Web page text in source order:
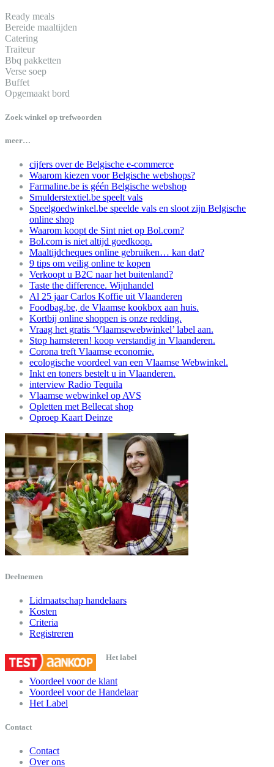
Ready meals
Bereide maaltijden
Catering
Traiteur
Bbq pakketten
Verse soep
Buffet
Opgemaakt bord
Zoek winkel op trefwoorden
meer…
cijfers over de Belgische e-commerce
Waarom kiezen voor Belgische webshops?
Farmaline.be is géén Belgische webshop
Smulderstextiel.be speelt vals
Speelgoedwinkel.be speelde vals en sloot zijn Belgische
online shop
Waarom koopt de Sint niet op Bol.com?
Bol.com is niet altijd goedkoop.
Maaltijdcheques online gebruiken… kan dat?
9 tips om veilig online te kopen
Verkoopt u B2C naar het buitenland?
Taste the difference. Wijnhandel
Al 25 jaar Carlos Koffie uit Vlaanderen
Foodbag.be, de Vlaamse kookbox aan huis.
Kortbij online shoppen is onze redding.
Vraag het gratis ‘Vlaamsewebwinkel’ label aan.
Stop hamsteren! koop verstandig in Vlaanderen.
Corona treft Vlaamse economie.
ecologische voordeel van een Vlaamse Webwinkel.
Inkt en toners bestelt u in Vlaanderen.
interview Radio Tequila
Vlaamse webwinkel op AVS
Opletten met Bellecat shop
Oproep Kaart Deinze
Deelnemen
Lidmaatschap handelaars
Kosten
Criteria
Registreren
Het label
Voordeel voor de klant
Voordeel voor de Handelaar
Het Label
Contact
Contact
Over ons